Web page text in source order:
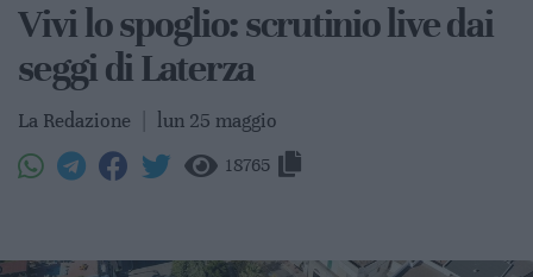
Vivi lo spoglio: scrutinio live dai
seggi di Laterza
La Redazione lun 25 maggio
18765